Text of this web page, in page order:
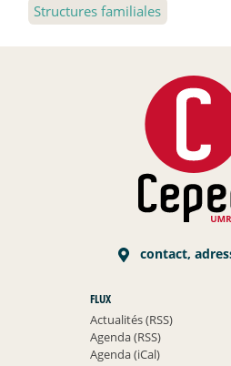
Structures familiales
contact,
FLUX
Actualités (RSS)
Agenda (RSS)
Agenda (iCal)